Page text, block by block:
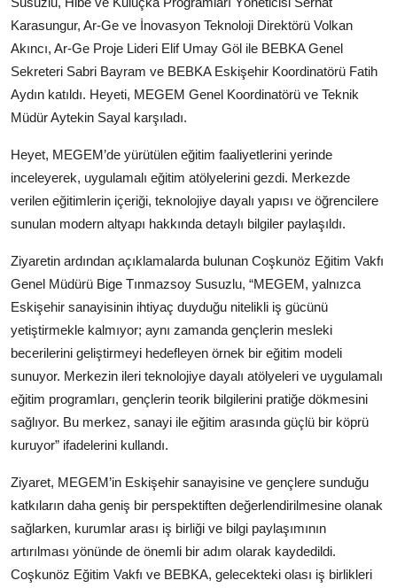
Dernek
Galeri
Gastronomi
E-GAZETE
Karasungur, Ar-Ge ve İnovasyon Teknoloji Direktörü Volkan
Akıncı, Ar-Ge Proje Lideri Elif Umay Göl ile BEBKA Genel
Sekreteri Sabri Bayram ve BEBKA Eskişehir Koordinatörü Fatih
Aydın katıldı. Heyeti, MEGEM Genel Koordinatörü ve Teknik
Müdür Aytekin Sayal karşıladı.
Heyet, MEGEM’de yürütülen eğitim faaliyetlerini yerinde
inceleyerek, uygulamalı eğitim atölyelerini gezdi. Merkezde
verilen eğitimlerin içeriği, teknolojiye dayalı yapısı ve öğrencilere
sunulan modern altyapı hakkında detaylı bilgiler paylaşıldı.
Ziyaretin ardından açıklamalarda bulunan Coşkunöz Eğitim Vakfı
Genel Müdürü Bige Tınmazsoy Susuzlu, “MEGEM, yalnızca
Eskişehir sanayisinin ihtiyaç duyduğu nitelikli iş gücünü
yetiştirmekle kalmıyor; aynı zamanda gençlerin mesleki
becerilerini geliştirmeyi hedefleyen örnek bir eğitim modeli
sunuyor. Merkezin ileri teknolojiye dayalı atölyeleri ve uygulamalı
eğitim programları, gençlerin teorik bilgilerini pratiğe dökmesini
sağlıyor. Bu merkez, sanayi ile eğitim arasında güçlü bir köprü
kuruyor” ifadelerini kullandı.
Ziyaret, MEGEM’in Eskişehir sanayisine ve gençlere sunduğu
katkıların daha geniş bir perspektiften değerlendirilmesine olanak
sağlarken, kurumlar arası iş birliği ve bilgi paylaşımının
artırılması yönünde de önemli bir adım olarak kaydedildi.
Coşkunöz Eğitim Vakfı ve BEBKA, gelecekteki olası iş birlikleri